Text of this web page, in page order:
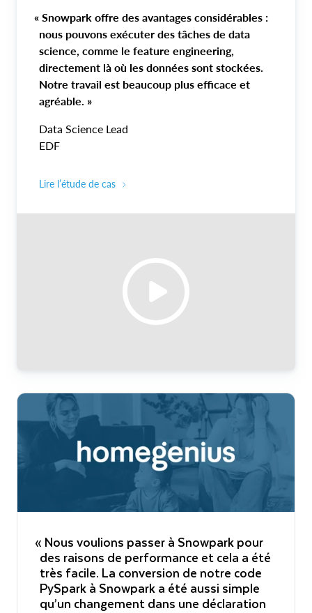
« Snowpark offre des avantages considérables :
nous pouvons exécuter des tâches de data
science, comme le feature engineering,
directement là où les données sont stockées.
Notre travail est beaucoup plus efficace et
agréable. »
Data Science Lead
EDF
Lire l’étude de cas
« Nous voulions passer à Snowpark pour
des raisons de performance et cela a été
très facile. La conversion de notre code
PySpark à Snowpark a été aussi simple
qu’un changement dans une déclaration